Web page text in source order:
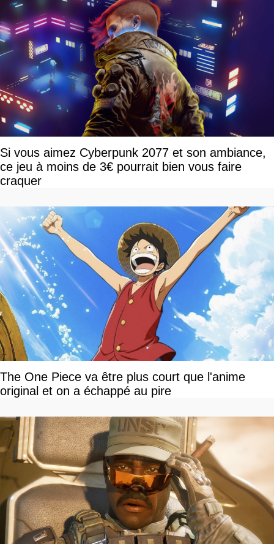
Si vous aimez Cyberpunk 2077 et son ambiance,
ce jeu à moins de 3€ pourrait bien vous faire
craquer
The One Piece va être plus court que l'anime
original et on a échappé au pire